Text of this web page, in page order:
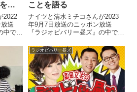
語
2022
送
中で
でコ
り方
まし
ことを語る
ナイツと清水ミチコさんが2023
年9月7日放送のニッポン放送
『ラジオビバリー昼ズ』の中でド
ク。1週間にYouTubeの考察動画
を130本見てしまった土屋さん
と、U-NEXTで本編を繰り返し10
回以上、通しで見てしまった塙さ
んがそこで気づいたことなどを話
していました。
ラジオビバリー昼ズ